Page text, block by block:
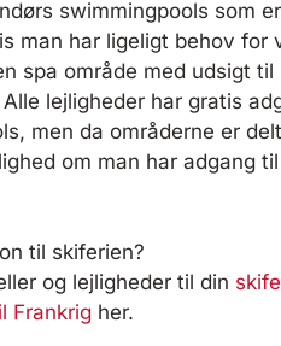
swimmingpools som
man har ligeligt behov for
spa område med udsigt
lejligheder har gratis
men da områderne er
om man har adgang
til skiferien?
og lejligheder til din
Frankrigher.